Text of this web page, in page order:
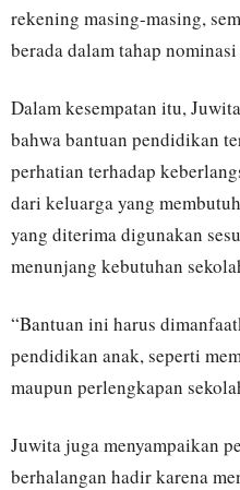
rekening masing-masing,
berada dalam tahap
Dalam kesempatan itu,
bahwa bantuan pendidikan
perhatian terhadap
dari keluarga yang
yang diterima digunakan
menunjang kebutuhan
“Bantuan ini harus
pendidikan anak, seperti
maupun perlengkapan
Juwita juga menyampaikan
berhalangan hadir karena